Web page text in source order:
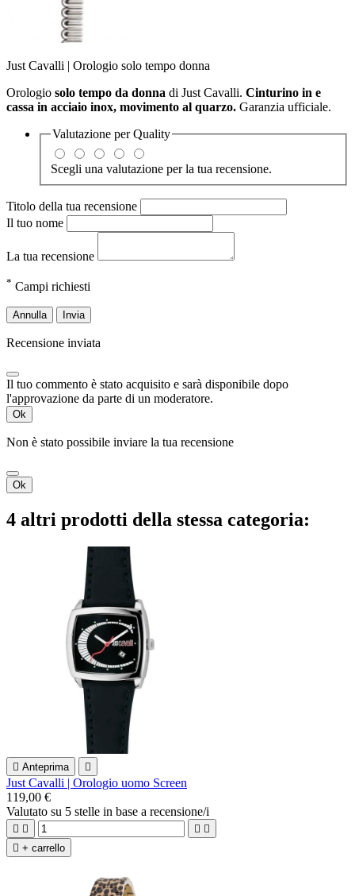
Just Cavalli | Orologio solo tempo donna
Orologio solo tempo da donna di Just Cavalli. Cinturino in e
cassa in acciaio inox, movimento al quarzo. Garanzia ufficiale.
Valutazione perQuality
Scegli una valutazione per la tua recensione.
Titolo della tua recensione
Il tuo nome
La tua recensione
* Campi richiesti
Annulla Invia
Recensione inviata
Il tuo commento è stato acquisito e sarà disponibile dopo
l'approvazione da parte di un moderatore.
Ok
Non è stato possibile inviare la tua recensione
Ok
4 altri prodotti della stessa categoria:
 Anteprima 
Just Cavalli | Orologio uomo Screen
119,00 €
Valutato su 5 stelle in base a recensione/i
   
 + carrello